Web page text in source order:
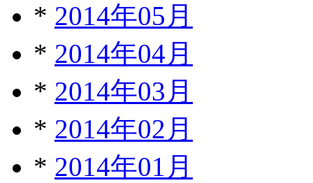
* 2014年05月
* 2014年04月
* 2014年03月
* 2014年02月
* 2014年01月